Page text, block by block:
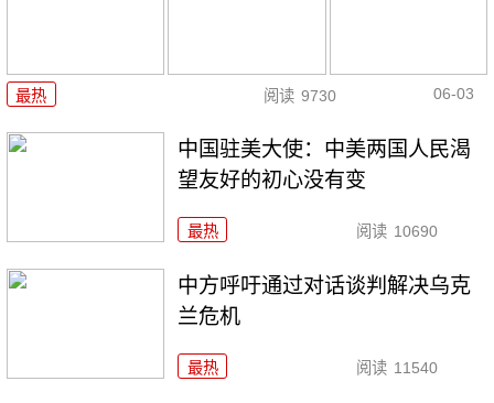
最热 阅读 9730 06-03
中国驻美大使：中美两国人民渴
望友好的初心没有变
最热 阅读 10690
中方呼吁通过对话谈判解决乌克
兰危机
最热 阅读 11540